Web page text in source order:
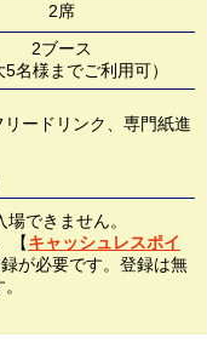
2席
2ブース
5名様までご利用可）
ードリンク、専門紙進
できません。
【キャッシュレスポイ
が必要です。登録は無